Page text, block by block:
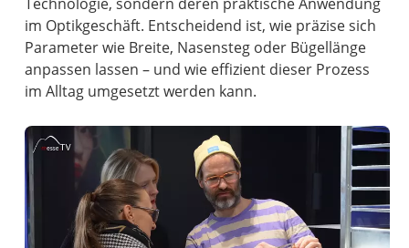
im Optikgeschäft. Entscheidend ist, wie präzise sich
Parameter wie Breite, Nasensteg oder Bügellänge
anpassen lassen – und wie effizient dieser Prozess
im Alltag umgesetzt werden kann.